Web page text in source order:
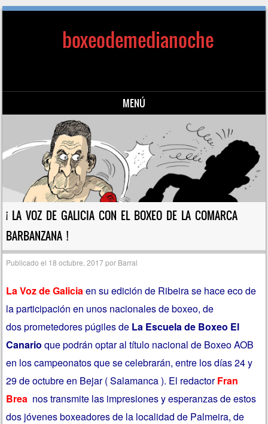
boxeodemedianoche
MENÚ
Saltar al contenido
¡ LA VOZ DE GALICIA CON EL BOXEO DE LA COMARCA
BARBANZANA !
Publicado el 18 octubre, 2017por Barral
La Voz de Galiciaen su edición de Ribeira se hace eco de
la participación en unos nacionales de boxeo, de
dos prometedores púgiles de La Escuela de Boxeo El
Canario que podrán optar al título nacional de Boxeo AOB
en los campeonatos que se celebrarán, entre los días 24 y
29 de octubre en Bejar ( Salamanca ). El redactorFran
Brea nos transmite las impresiones y esperanzas de estos
dos jóvenes boxeadores de la localidad de Palmeira, de